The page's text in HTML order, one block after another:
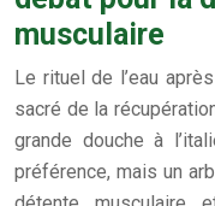
musculaire
Le rituel de l’eau
sacré de la
grande douche à
préférence, mais un